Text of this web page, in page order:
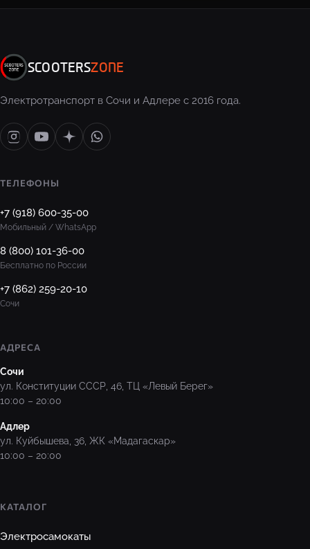
SCOOTERSZONE
Электротранспорт в Сочи и Адлере с 2016 года.
ТЕЛЕФОНЫ
+7 (918) 600-35-00
Мобильный / WhatsApp
8 (800) 101-36-00
Бесплатно по России
+7 (862) 259-20-10
Сочи
АДРЕСА
Сочи
ул. Конституции СССР, 46, ТЦ «Левый Берег»
10:00 – 20:00
Адлер
ул. Куйбышева, 36, ЖК «Мадагаскар»
10:00 – 20:00
КАТАЛОГ
Электросамокаты